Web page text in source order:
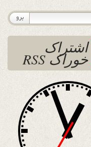
اشتراک
خوراک RSS